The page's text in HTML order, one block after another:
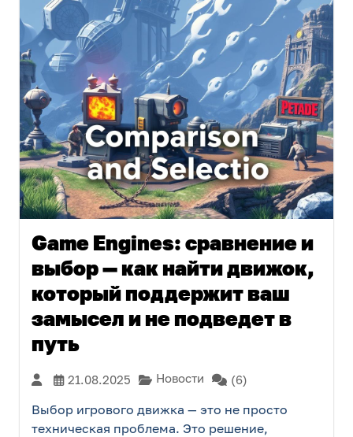
Game Engines: сравнение и
выбор — как найти движок,
который поддержит ваш
замысел и не подведет в
путь
21.08.2025 Новости (6)
Выбор игрового движка — это не просто
техническая проблема. Это решение,